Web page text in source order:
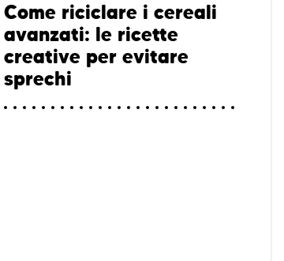
Come riciclare i cereali
avanzati: le ricette
creative per evitare
sprechi